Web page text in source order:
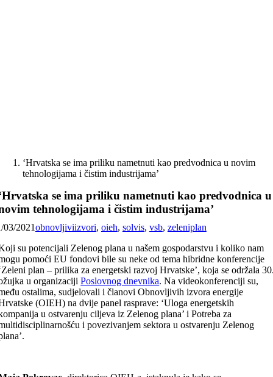
‘Hrvatska se ima priliku nametnuti kao predvodnica u novim
tehnologijama i čistim industrijama’
se ima priliku nametnuti kao predvodnica u
tehnologijama i čistim industrijama’
03/2021obnovljiviizvori, oieh, solvis, vsb, zeleniplan
su potencijali Zelenog plana u našem gospodarstvu i koliko nam
pomoći EU fondovi bile su neke od tema hibridne konferencije
plan – prilika za energetski razvoj Hrvatske’, koja se održala
u organizacijiPoslovnog dnevnika. Na videokonferenciji su,
ostalima, sudjelovali i članovi Obnovljivih izvora energije
(OIEH) na dvije panel rasprave: ‘Uloga energetskih
u ostvarenju ciljeva iz Zelenog plana’ i Potreba za
i povezivanjem sektora u ostvarenju Zelenog